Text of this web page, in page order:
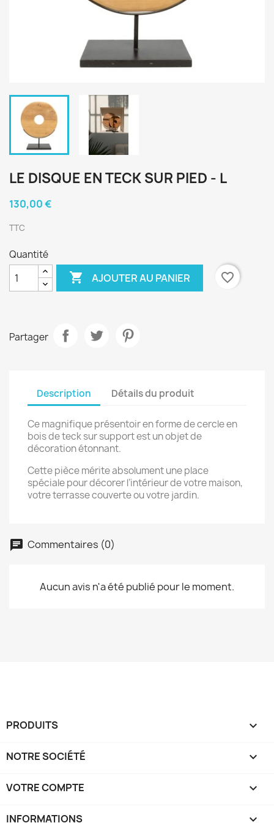
LE DISQUE EN TECK SUR PIED - L
130,00 €
TTC
Quantité
 AJOUTER AU PANIER favorite_border
Partager
Description Détails du produit
Ce magnifique présentoir en forme de cercle en
bois de teck sur support est un objet de
décoration étonnant.
Cette pièce mérite absolument une place
spéciale pour décorer l’intérieur de votre maison,
votre terrasse couverte ou votre jardin.
Commentaires (0)
Aucun avis n'a été publié pour le moment.
PRODUITS 
NOTRE SOCIÉTÉ 
VOTRE COMPTE 
INFORMATIONS keyboard_arrow_down